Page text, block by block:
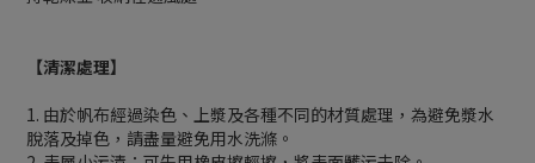
【清潔處理】
1. 由於帆布經過染色、上漿及各種不同的材質處理，為避免漿水
脫落及掉色，請盡量避免用水洗滌。